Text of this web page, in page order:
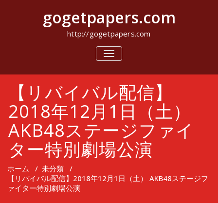
キ
gogetpapers.com
http://gogetpapers.com
ナ
ビ
シ
ョ
ン
を
切
り
え
【リバイバル配信】
2018年12月1日（土）
AKB48ステージファイ
ター特別劇場公演
ホーム / 未分類 /
【リバイバル配信】2018年12月1日（土） AKB48ステージフ
ァイター特別劇場公演